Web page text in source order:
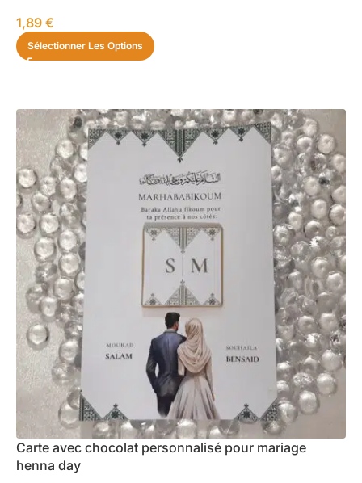
1,89 €
Sélectionner Les Options
Carte avec chocolat personnalisé pour mariage
henna day